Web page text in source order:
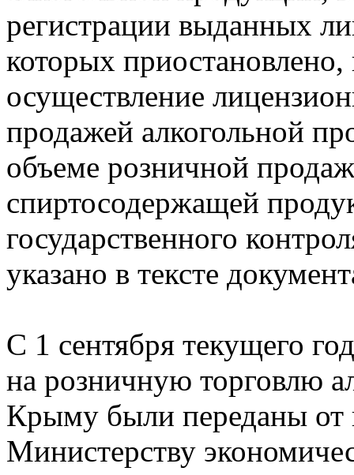
регистрации выданных
которых
осуществление
продажей алкогольной
объеме розничной
спиртосодержащей
государственного
указано в тексте
С 1 сентября текущего
на розничную торговлю
Крыму были переданы от
Министерству